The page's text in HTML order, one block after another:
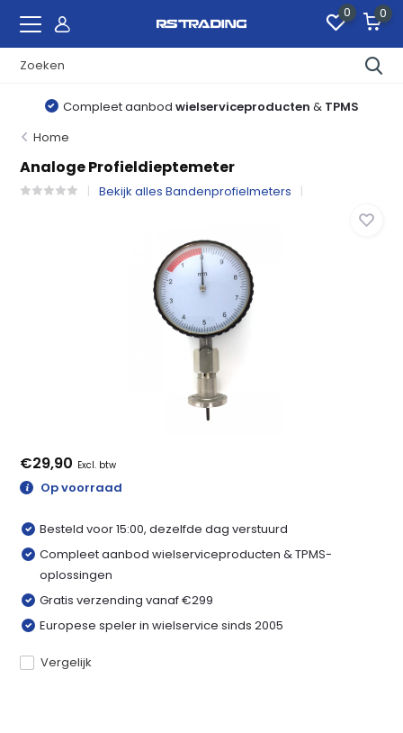
0 0
Compleet aanbod wielserviceproducten & TPMS
Home
Analoge Profieldieptemeter
Bekijk alles Bandenprofielmeters
€29,90 Excl. btw
Op voorraad
Besteld voor 15:00, dezelfde dag verstuurd
Compleet aanbod wielserviceproducten & TPMS-
oplossingen
Gratis verzending vanaf €299
Europese speler in wielservice sinds 2005
Vergelijk